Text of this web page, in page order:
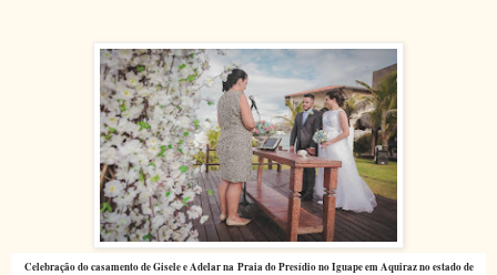
Celebração do casamento de Gisele e Adelar na Praia do Presídio no Iguape em Aquiraz no estado de